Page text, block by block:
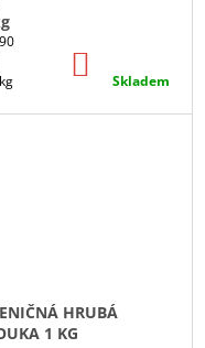
KOŠÍKU
Skladem
HRUBÁ
1 KG